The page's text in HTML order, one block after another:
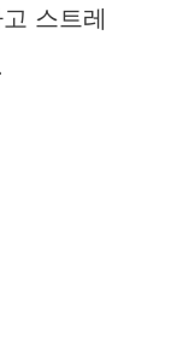
스트레